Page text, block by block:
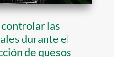
las
durante el
de quesos